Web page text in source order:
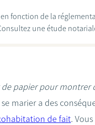
fonction de la
une étude
de papier pour montrer
marier a des
de fait.